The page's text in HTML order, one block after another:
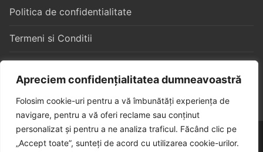
Apreciem confidențialitatea dumneavoastră
Folosim cookie-uri pentru a vă îmbunătăți experiența de
navigare, pentru a vă oferi reclame sau conținut
personalizat și pentru a ne analiza traficul. Făcând clic pe
„Accept toate”, sunteți de acord cu utilizarea cookie-urilor.
Politica de confidentialitate
Termeni si Conditii
Copyright © 2026 – Algorithm Constructii S3